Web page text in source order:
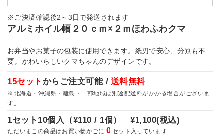
※ご決済確認後2～3日で発送されます
アルミホイル幅２０ｃｍ×２ｍほわふわクマ
お弁当やお菓子の包装に使用できます。紙刃で安心、分別も不
要。かわいらしいクマちゃんのデザインです。
15セット からご注文可能 / 送料無料
※北海道・沖縄県・離島・一部地域は別途配送料がかかる場合がございま
す。
1セット10個入（¥110 / 1個）¥1,100(税込)
ただいまこの商品はお買い物かごに0 セット入っています